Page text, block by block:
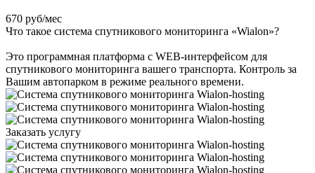
670 руб/мес
Что такое система спутникового мониторинга «Wialon»?
Это программная платформа с WEB-интерфейсом для
спутникового мониторинга вашего транспорта. Контроль за
Вашим автопарком в режиме реального времени.
Заказать услугу